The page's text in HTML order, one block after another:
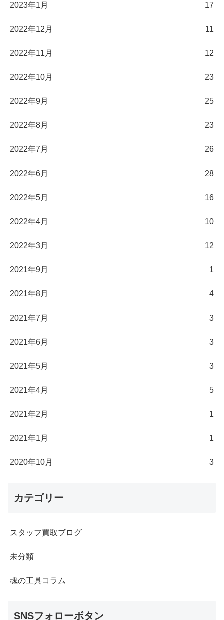
2023年1月 17
2022年12月 11
2022年11月 12
2022年10月 23
2022年9月 25
2022年8月 23
2022年7月 26
2022年6月 28
2022年5月 16
2022年4月 10
2022年3月 12
2021年9月 1
2021年8月 4
2021年7月 3
2021年6月 3
2021年5月 3
2021年4月 5
2021年2月 1
2021年1月 1
2020年10月 3
カテゴリー
スタッフ買取ブログ
未分類
魂の工具コラム
SNSフォローボタン